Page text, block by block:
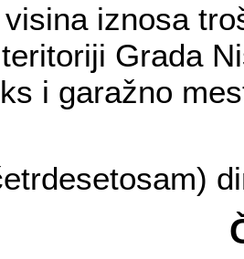
iznosa
Grada
i garažno